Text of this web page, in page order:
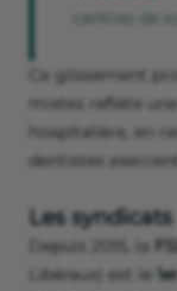
centres de
Ce glissement
mixtes reflète
hospitalière, en
dentistes
Les syndicats
Depuis 2015, la
Libéraux) est le